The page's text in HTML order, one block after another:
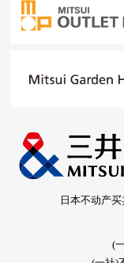
日本不动产
(